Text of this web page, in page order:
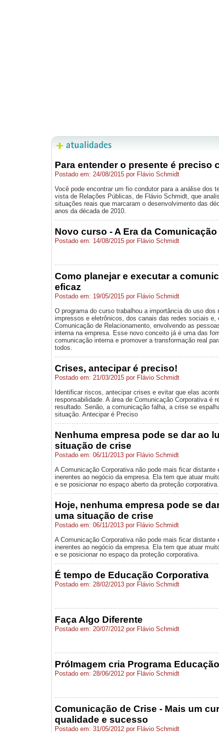
Para entender o presente é preciso
Postado em: 24/08/2015 por Flávio Schmidt
Você pode encontrar um fio condutor para a análise dos
vista de Relações Públicas, de Flávio Schmidt, que
situações reais que marcaram o desenvolvimento das
anos da década de 2010.
Novo curso - A Era da
Postado em: 14/08/2015 por Flávio Schmidt
Como planejar e executar a
eficaz
Postado em: 19/05/2015 por Flávio Schmidt
O programa do curso trabalhou a importância do uso
impressos e eletrônicos, dos canais das redes sociais e,
Comunicação de Relacionamento, envolvendo as
interna na empresa. Esse novo conceito já é uma das
comunicação interna e promover a transformação real
todos.
Crises, antecipar é preciso!
Postado em: 21/03/2015 por Flávio Schmidt
Identificar riscos, antecipar crises e evitar que elas
responsabilidade. A área de Comunicação Corporativa é
resultado. Senão, a comunicação falha, a crise se
situação. Antecipar é Preciso
Nenhuma empresa pode se dar ao
situação de crise
Postado em: 06/11/2013 por Flávio Schmidt
A Comunicação Corporativa não pode mais ficar
inerentes ao negócio da empresa. Ela tem que atuar
e se posicionar no espaço aberto da proteção corporativa.
Hoje, nenhuma empresa pode se
uma situação de crise
Postado em: 06/11/2013 por Flávio Schmidt
A Comunicação Corporativa não pode mais ficar
inerentes ao negócio da empresa. Ela tem que atuar
e se posicionar no espaço da proteção corporativa.
É tempo de Educação Corporativa
Postado em: 28/02/2013 por Flávio Schmidt
Faça Algo Diferente
Postado em: 20/07/2012 por Flávio Schmidt
PróImagem cria Programa
Postado em: 28/06/2012 por Flávio Schmidt
Comunicação de Crise - Mais um
qualidade e sucesso
Postado em: 31/05/2012 por Flávio Schmidt